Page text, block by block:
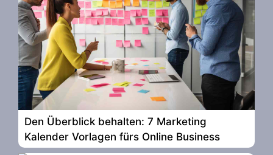
Den Überblick behalten: 7 Marketing
Kalender Vorlagen fürs Online Business